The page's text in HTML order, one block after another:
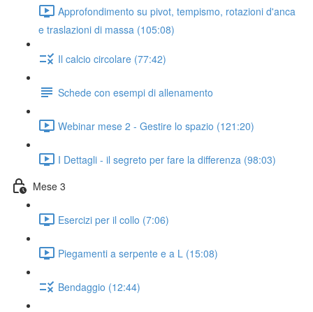
Approfondimento su pivot, tempismo, rotazioni d'anca
e traslazioni di massa (105:08)
Il calcio circolare (77:42)
Schede con esempi di allenamento
Webinar mese 2 - Gestire lo spazio (121:20)
I Dettagli - il segreto per fare la differenza (98:03)
Mese 3
Esercizi per il collo (7:06)
Piegamenti a serpente e a L (15:08)
Bendaggio (12:44)